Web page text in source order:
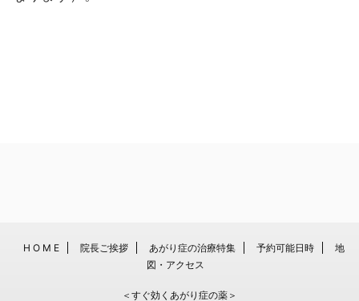
H O M E 院長ご挨拶 あがり症の治療特集 予約可能日時
地
図・アクセス
＜すぐ効くあがり症の薬＞